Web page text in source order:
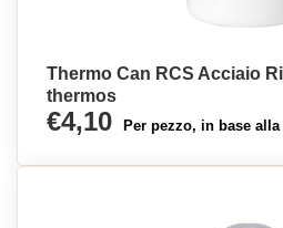
Thermo Can RCS Acciaio
thermos
€4,10 Per pezzo, in base